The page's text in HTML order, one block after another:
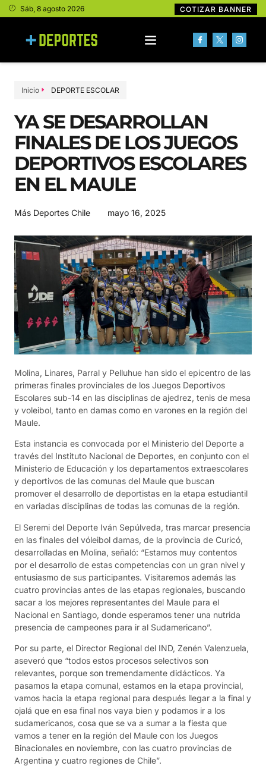
Sáb, 8 agosto 2026 COTIZAR BANNER
Inicio DEPORTE ESCOLAR
YA SE DESARROLLAN
FINALES DE LOS JUEGOS
DEPORTIVOS ESCOLARES
EN EL MAULE
Más Deportes Chile mayo 16, 2025
Molina, Linares, Parral y Pelluhue han sido el epicentro de las
primeras finales provinciales de los Juegos Deportivos
Escolares sub-14 en las disciplinas de ajedrez, tenis de mesa
y voleibol, tanto en damas como en varones en la región del
Maule.
Esta instancia es convocada por el Ministerio del Deporte a
través del Instituto Nacional de Deportes, en conjunto con el
Ministerio de Educación y los departamentos extraescolares
y deportivos de las comunas del Maule que buscan
promover el desarrollo de deportistas en la etapa estudiantil
en variadas disciplinas de todas las comunas de la región.
El Seremi del Deporte Iván Sepúlveda, tras marcar presencia
en las finales del vóleibol damas, de la provincia de Curicó,
desarrolladas en Molina, señaló: “Estamos muy contentos
por el desarrollo de estas competencias con un gran nivel y
entusiasmo de sus participantes. Visitaremos además las
cuatro provincias antes de las etapas regionales, buscando
sacar a los mejores representantes del Maule para el
Nacional en Santiago, donde esperamos tener una nutrida
presencia de campeones para ir al Sudamericano”.
Por su parte, el Director Regional del IND, Zenén Valenzuela,
aseveró que “todos estos procesos selectivos son
relevantes, porque son tremendamente didácticos. Ya
pasamos la etapa comunal, estamos en la etapa provincial,
vamos hacia la etapa regional para después llegar a la final y
ojalá que en esa final nos vaya bien y podamos ir a los
sudamericanos, cosa que se va a sumar a la fiesta que
vamos a tener en la región del Maule con los Juegos
Binacionales en noviembre, con las cuatro provincias de
Argentina y cuatro regiones de Chile”.